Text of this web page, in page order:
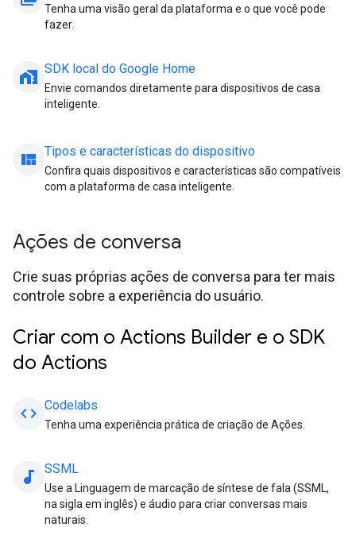
Tenha uma visão geral da plataforma e o que você pode
fazer.
home_work SDK local do Google Home
Envie comandos diretamente para dispositivos de casa
inteligente.
view_quilt Tipos e características do dispositivo
Confira quais dispositivos e características são compatíveis
com a plataforma de casa inteligente.
Ações de conversa
Crie suas próprias ações de conversa para ter mais
controle sobre a experiência do usuário.
Criar com o Actions Builder e o SDK
do Actions
code Codelabs
Tenha uma experiência prática de criação de Ações.
audiotrack SSML
Use a Linguagem de marcação de síntese de fala (SSML,
na sigla em inglês) e áudio para criar conversas mais
naturais.